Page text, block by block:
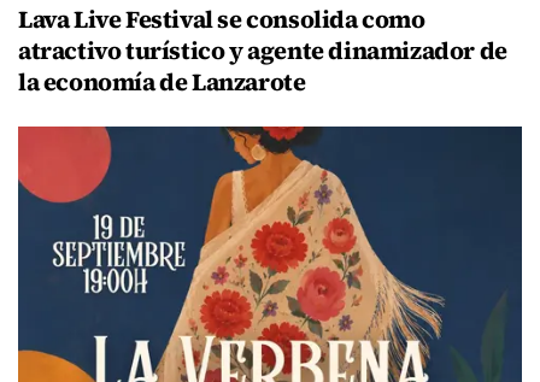
Lava Live Festival se consolida como
atractivo turístico y agente dinamizador de
la economía de Lanzarote